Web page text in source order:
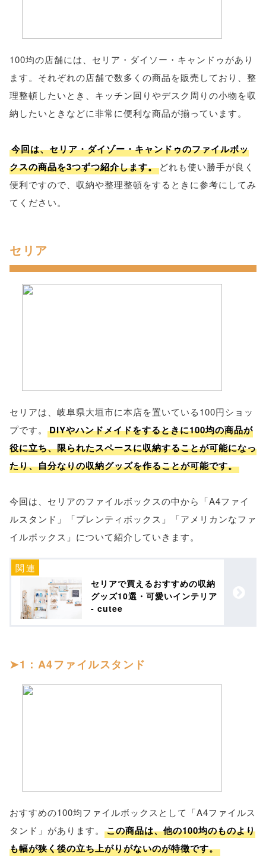
100均の店舗には、セリア・ダイソー・キャンドゥがあり
ます。それぞれの店舗で数多くの商品を販売しており、整
理整頓したいとき、キッチン回りやデスク周りの小物を収
納したいときなどに非常に便利な商品が揃っています。
今回は、セリア・ダイゾー・キャンドゥのファイルボッ
クスの商品を3つずつ紹介します。 どれも使い勝手が良く
便利ですので、収納や整理整頓をするときに参考にしてみ
てください。
セリア
セリアは、岐阜県大垣市に本店を置いている100円ショッ
プです。
DIYやハンドメイドをするときに100均の商品が
役に立ち、限られたスペースに収納することが可能になっ
たり、自分なりの収納グッズを作ることが可能です。
今回は、セリアのファイルボックスの中から「A4ファイ
ルスタンド」「プレンティボックス」「アメリカンなファ
イルボックス」について紹介していきます。
セリアで買えるおすすめの収納
グッズ10選・可愛いインテリア
- cutee
1：A4ファイルスタンド
おすすめの100均ファイルボックスとして「A4ファイルス
タンド」があります。
この商品は、他の100均のものより
も幅が狭く後の立ち上がりがないのが特徴です。